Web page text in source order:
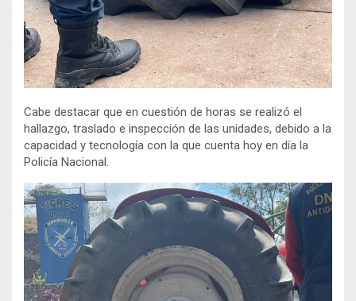
Cabe destacar que en cuestión de horas se realizó el
hallazgo, traslado e inspección de las unidades, debido a la
capacidad y tecnología con la que cuenta hoy en día la
Policía Nacional.